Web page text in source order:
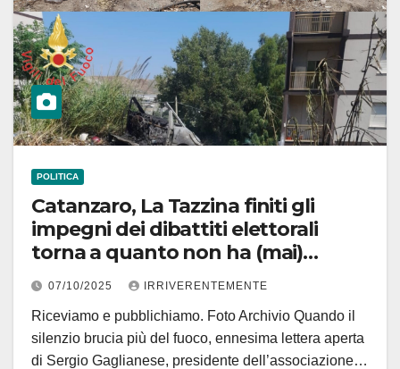
POLITICA
Catanzaro, La Tazzina finiti gli
impegni dei dibattiti elettorali
torna a quanto non ha (mai)
trascurato: l’attenzione ai
fenomeni criminali come gli
incendi nelle discariche abusive di
via L. Della Valle
07/10/2025 IRRIVERENTEMENTE
Riceviamo e pubblichiamo. Foto Archivio Quando il
silenzio brucia più del fuoco, ennesima lettera aperta
di Sergio Gaglianese, presidente dell’associazione…